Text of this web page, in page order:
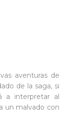
aventuras de
de la saga, si
a interpretar al
un malvado con